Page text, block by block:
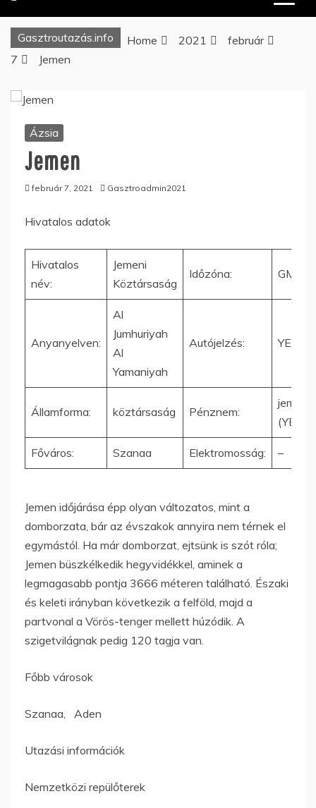
Gasztroutazás.info Home 2021
február
7
Jemen
Ázsia
Jemen
február 7, 2021 Gasztroadmin2021
Hivatalos adatok
Hivatalos
név:
Jemeni
Köztársaság
Időzóna:
Anyanyelven:
Al
Jumhuriyah
Al
Yamaniyah
Autójelzés: YEM
Államforma: köztársaság Pénznem:
jemeni
(YER)
Főváros: Szanaa Elektromosság: –
Jemen időjárása épp olyan változatos, mint a
domborzata, bár az évszakok annyira nem térnek el
egymástól. Ha már domborzat, ejtsünk is szót róla;
Jemen büszkélkedik hegyvidékkel, aminek a
legmagasabb pontja 3666 méteren található. Északi
és keleti irányban következik a felföld, majd a
partvonal a Vörös-tenger mellett húzódik. A
szigetvilágnak pedig 120 tagja van.
Főbb városok
Szanaa, Aden
Utazási információk
Nemzetközi repülőterek